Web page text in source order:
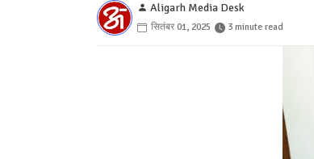
Aligarh Media Desk
सितंबर 01, 2025 3 minute read